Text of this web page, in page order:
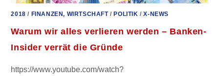
2018 / FINANZEN, WIRTSCHAFT/POLITIK /X-NEWS
Warum wir alles verlieren werden – Banken-
Insider verrät die Gründe
https://www.youtube.com/watch?